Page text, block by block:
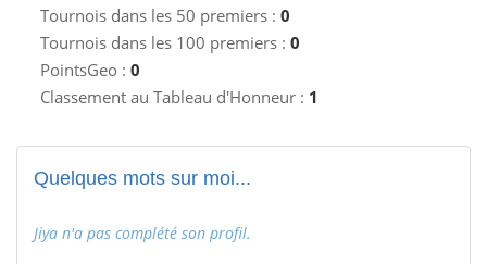
Tournois dans les 50 premiers : 0
Tournois dans les 100 premiers : 0
PointsGeo : 0
Classement au Tableau d'Honneur : 1
Quelques mots sur moi...
Jiya n'a pas complété son profil.